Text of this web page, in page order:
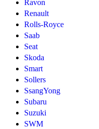
Ravon
Renault
Rolls-Royce
Saab
Seat
Skoda
Smart
Sollers
SsangYong
Subaru
Suzuki
SWM